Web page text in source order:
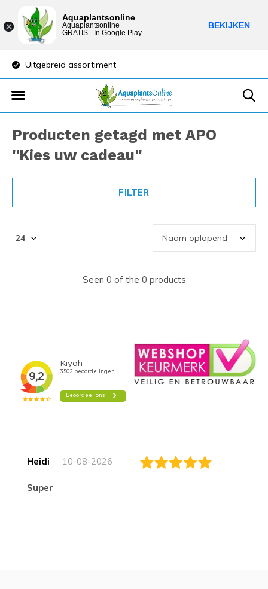
Uitgebreid assortiment
Producten getagd met APO
''Kies uw cadeau''
FILTER
Seen 0 of the 0 products
Heidi 10-08-2026
Super
Aquaplantsonline
Aquaplantsonline
GRATIS - In Google Play
BEKIJKEN